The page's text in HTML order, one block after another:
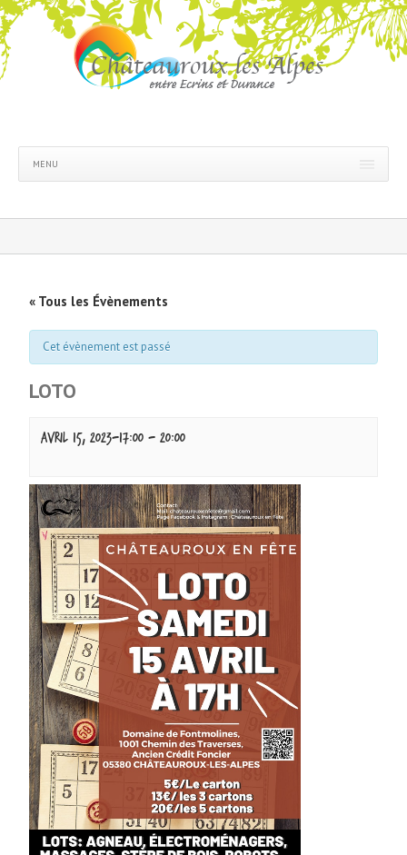
MENU
« Tous les Évènements
Cet évènement est passé
LOTO
avril 15, 2023-17:00 - 20:00